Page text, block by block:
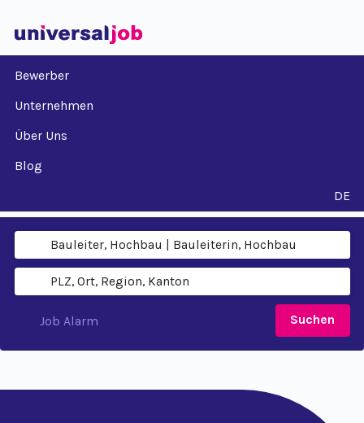
Bewerber
Unternehmen
Über Uns
Blog
DE
Suchen
Job Alarm